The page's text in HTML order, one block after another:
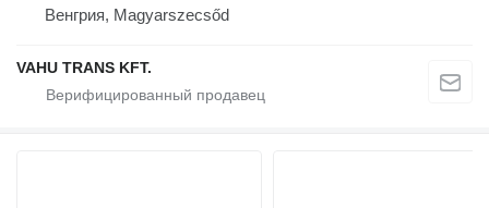
Венгрия, Magyarszecsőd
VAHU TRANS KFT.